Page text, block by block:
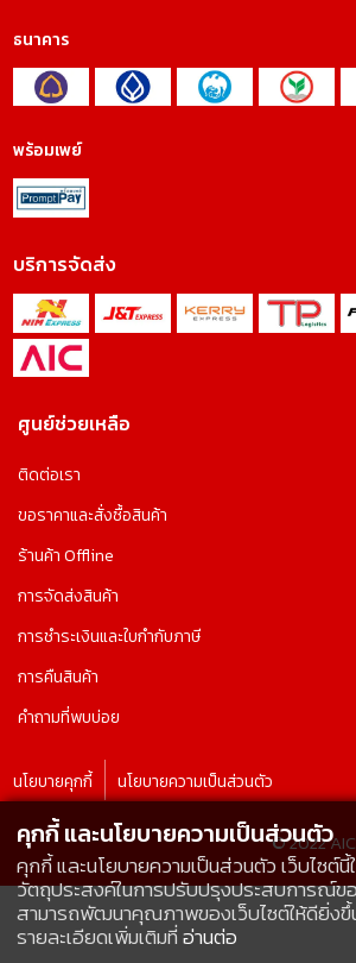
ธนาคาร
พร้อมเพย์
บริการจัดส่ง
ศูนย์ช่วยเหลือ
ติดต่อเรา
ขอราคาและสั่งซื้อสินค้า
ร้านค้า Offline
การจัดส่งสินค้า
การชำระเงินและใบกำกับภาษี
การคืนสินค้า
คำถามที่พบบ่อย
นโยบายคุกกี้ นโยบายความเป็นส่วนตัว
© 2022
คุกกี้ และนโยบายความเป็นส่วนตัว
คุกกี้ และนโยบายความเป็นส่วนตัว เว็บไซต์
วัตถุประสงค์ในการปรับปรุงประสบการณ์ขอ
สามารถพัฒนาคุณภาพของเว็บไซต์ให้ดียิ่งขึ้
รายละเอียดเพิ่มเติมที่อ่านต่อ